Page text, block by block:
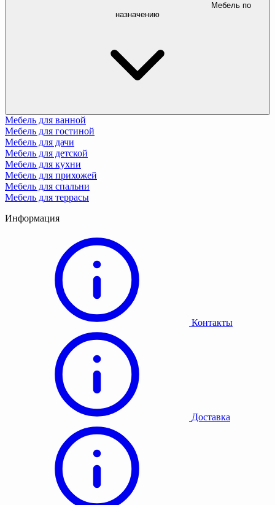
Мебель по
назначению
Мебель для ванной
Мебель для гостиной
Мебель для дачи
Мебель для детской
Мебель для кухни
Мебель для прихожей
Мебель для спальни
Мебель для террасы
Информация
Контакты
Доставка